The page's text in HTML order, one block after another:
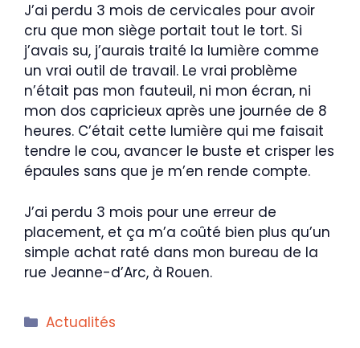
J’ai perdu 3 mois de cervicales pour avoir
cru que mon siège portait tout le tort. Si
j’avais su, j’aurais traité la lumière comme
un vrai outil de travail. Le vrai problème
n’était pas mon fauteuil, ni mon écran, ni
mon dos capricieux après une journée de 8
heures. C’était cette lumière qui me faisait
tendre le cou, avancer le buste et crisper les
épaules sans que je m’en rende compte.
J’ai perdu 3 mois pour une erreur de
placement, et ça m’a coûté bien plus qu’un
simple achat raté dans mon bureau de la
rue Jeanne-d’Arc, à Rouen.
Catégories
Actualités